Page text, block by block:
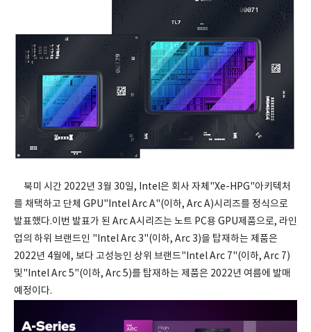
북미 시간 2022년 3월 30일, Intel은 회사 자체"Xe-HPG"아키텍처
를 채택하고 단체 GPU"Intel Arc A"(이하, Arc A)시리즈를 정식으로
발표했다.이번 발표가 된 Arc A시리즈는 노트 PC용 GPU제품으로, 라인
업의 하위 브랜드인 "Intel Arc 3"(이하, Arc 3)을 탑재하는 제품은
2022년 4월에, 보다 고성능인 상위 브랜드"Intel Arc 7"(이하, Arc 7)
및"Intel Arc 5"(이하, Arc 5)를 탑재하는 제품은 2022년 여름에 발매
예정이다.